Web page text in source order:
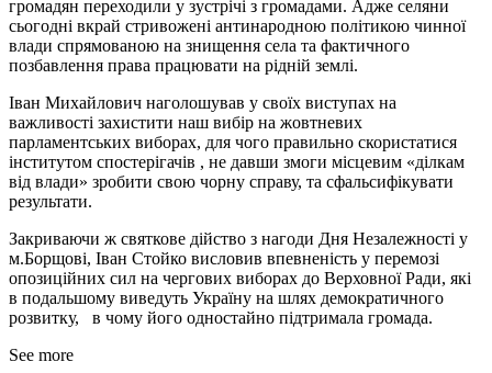
громадян переходили у зустрічі з громадами. Адже селяни
сьогодні вкрай стривожені антинародною політикою чинної
влади спрямованою на знищення села та фактичного
позбавлення права працювати на рідній землі.
Іван Михайлович наголошував у своїх виступах на
важливості захистити наш вибір на жовтневих
парламентських виборах, для чого правильно скористатися
інститутом спостерігачів , не давши змоги місцевим «ділкам
від влади» зробити свою чорну справу, та сфальсифікувати
результати.
Закриваючи ж святкове дійство з нагоди Дня Незалежності у
м.Борщові, Іван Стойко висловив впевненість у перемозі
опозиційних сил на чергових виборах до Верховної Ради, які
в подальшому виведуть Україну на шлях демократичного
розвитку, в чому його одностайно підтримала громада.
See more